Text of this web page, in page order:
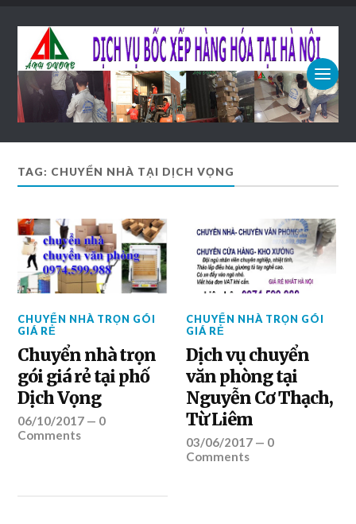
TAG: CHUYỂN NHÀ TẠI DỊCH VỌNG
CHUYỂN NHÀ TRỌN GÓI
GIÁ RẺ
Chuyển nhà trọn
gói giá rẻ tại phố
Dịch Vọng
06/10/2017 — 0
Comments
CHUYỂN NHÀ TRỌN GÓI
GIÁ RẺ
Dịch vụ chuyển
văn phòng tại
Nguyễn Cơ Thạch,
Từ Liêm
03/06/2017 — 0
Comments